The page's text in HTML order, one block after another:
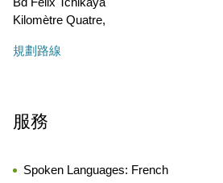
Kilomètre Quatre,
規劃路線
服務
Spoken Languages: French